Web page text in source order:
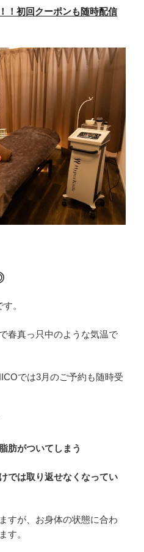
！初回クーポンも随時配信
。
春真っ只中のような気温で
では3月のご予約も随時受
肪がついてしまう
では取り返せなくなってい
すが、お身体の状態に合わ
す。